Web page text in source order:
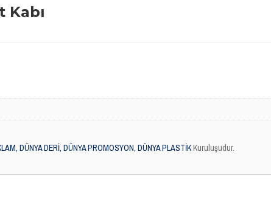
Kabı
DÜNYA DERİ, DÜNYA PROMOSYON, DÜNYA PLASTİKKuruluşudur.